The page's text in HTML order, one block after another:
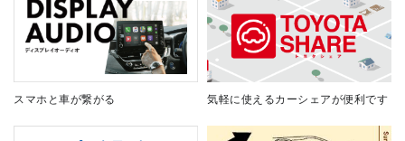
スマホと車が繋がる 気軽に使えるカーシェアが便利です